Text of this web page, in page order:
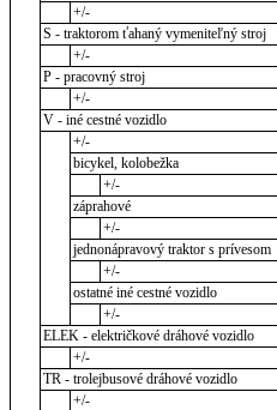
+/-
S - traktorom ťahaný vymeniteľný stroj
+/-
P - pracovný stroj
+/-
V - iné cestné vozidlo
+/-
bicykel, kolobežka
+/-
záprahové
+/-
jednonápravový traktor s prívesom
+/-
ostatné iné cestné vozidlo
+/-
ELEK - električkové dráhové vozidlo
+/-
TR - trolejbusové dráhové vozidlo
+/-